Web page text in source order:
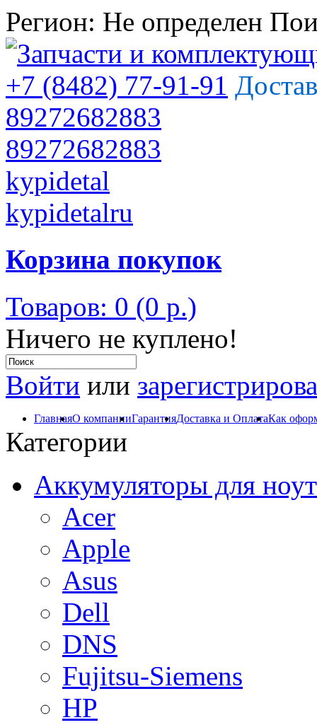
Регион: Не определен
+7 (8482) 77-91-91
89272682883
89272682883
kypidetal
kypidetalru
Корзина покупок
Товаров: 0 (0 р.)
Ничего не куплено!
Войти или
ГлавнаяО компанииГарантияДоставка и ОплатаКак
Категории
Аккумуляторы для
Acer
Apple
Asus
Dell
DNS
Fujitsu-Siemens
HP